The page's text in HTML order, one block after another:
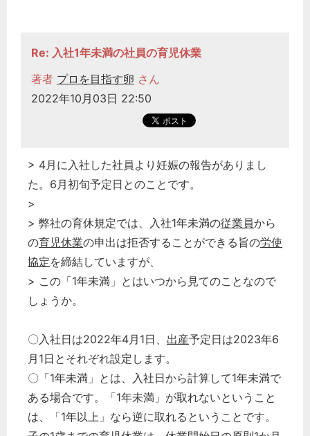
Re: 入社1年未満の社員の育児休業
著者 プロを目指す卵 さん
2022年10月03日 22:50
> 4月に入社した社員より妊娠の報告がありまし
た。6月初旬予定日とのことです。
>
> 弊社の育休規定では、入社1年未満の従業員から
の育児休業の申出は拒否することができる旨の労使
協定を締結していますが、
> この「1年未満」とはいつから見てのことなので
しょうか。
〇入社日は2022年4月1日、 出産予定日は2023年6
月1日とそれぞれ設定します。
〇「1年未満」とは、入社日から計算して1年未満で
ある場合です。「1年未満」が取れないということ
は、「1年以上」なら逆に取れるということです。